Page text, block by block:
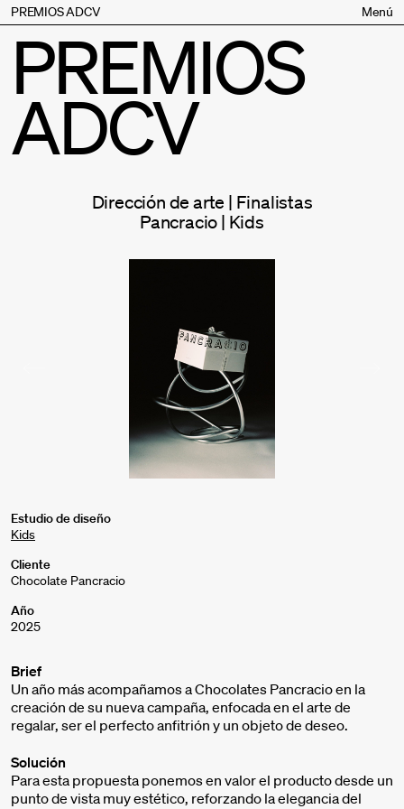
PREMIOS ADCV
Bases
Jurado
Inscripción
Palmarés
Premios especiales
Supporters
Menú
PREMIOS
ADCV
Dirección de arte | Finalistas
Pancracio | Kids
Estudio de diseño
Kids
Cliente
Chocolate Pancracio
Año
2025
Brief
Un año más acompañamos a Chocolates Pancracio en la
creación de su nueva campaña, enfocada en el arte de
regalar, ser el perfecto anfitrión y un objeto de deseo.
Solución
Para esta propuesta ponemos en valor el producto desde un
punto de vista muy estético, reforzando la elegancia del